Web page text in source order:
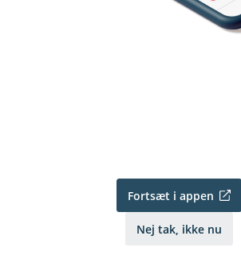
Fortsæt i appen
Nej tak, ikke nu